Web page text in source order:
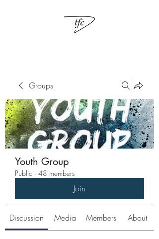
Groups
Youth Group
Public · 48 members
Join
Discussion Media Members About